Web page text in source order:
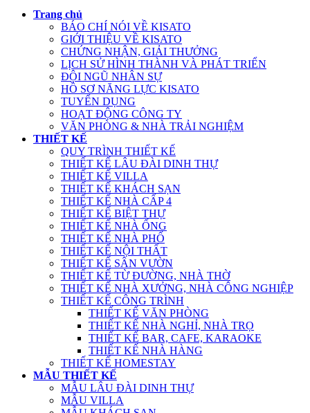
Trang chủ
BÁO CHÍ NÓI VỀ KISATO
GIỚI THIỆU VỀ KISATO
CHỨNG NHẬN, GIẢI THƯỞNG
LỊCH SỬ HÌNH THÀNH VÀ PHÁT TRIỂN
ĐỘI NGŨ NHÂN SỰ
HỒ SƠ NĂNG LỰC KISATO
TUYỂN DỤNG
HOẠT ĐỘNG CÔNG TY
VĂN PHÒNG & NHÀ TRẢI NGHIỆM
THIẾT KẾ
QUY TRÌNH THIẾT KẾ
THIẾT KẾ LÂU ĐÀI DINH THỰ
THIẾT KẾ VILLA
THIẾT KẾ KHÁCH SẠN
THIẾT KẾ NHÀ CẤP 4
THIẾT KẾ BIỆT THỰ
THIẾT KẾ NHÀ ỐNG
THIẾT KẾ NHÀ PHỐ
THIẾT KẾ NỘI THẤT
THIẾT KẾ SÂN VƯỜN
THIẾT KẾ TỪ ĐƯỜNG, NHÀ THỜ
THIẾT KẾ NHÀ XƯỞNG, NHÀ CÔNG NGHIỆP
THIẾT KẾ CÔNG TRÌNH
THIẾT KẾ VĂN PHÒNG
THIẾT KẾ NHÀ NGHỈ, NHÀ TRỌ
THIẾT KẾ BAR, CAFE, KARAOKE
THIẾT KẾ NHÀ HÀNG
THIẾT KẾ HOMESTAY
MẪU THIẾT KẾ
MẪU LÂU ĐÀI DINH THỰ
MẪU VILLA